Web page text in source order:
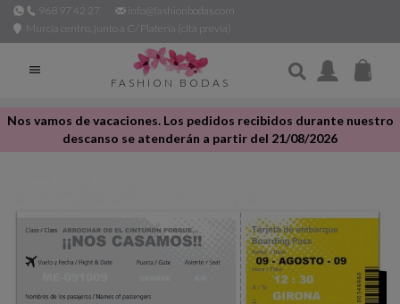
968 97 42 27
info@fashionbodas.com
Murcia centro, junto a C/ Platería (cita previa)

FASHION BODAS
Nos vamos de vacaciones. Los pedidos recibidos durante nuestro
descanso se atenderán a partir del 21/08/2026